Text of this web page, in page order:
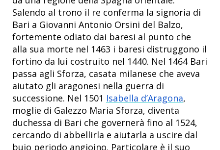
Salendo al trono il re conferma la signoria di
Bari a Giovanni Antonio Orsini del Balzo,
fortemente odiato dai baresi al punto che
alla sua morte nel 1463 i baresi distruggono il
fortino da lui costruito nel 1440. Nel 1464 Bari
passa agli Sforza, casata milanese che aveva
aiutato gli aragonesi nella guerra di
successione. Nel 1501 Isabella d’Aragona,
moglie di Galezzo Maria Sforza, diventa
duchessa di Bari che governerà fino al 1524,
cercando di abbellirla e aiutarla a uscire dal
buio periodo angioino. Particolare è il suo